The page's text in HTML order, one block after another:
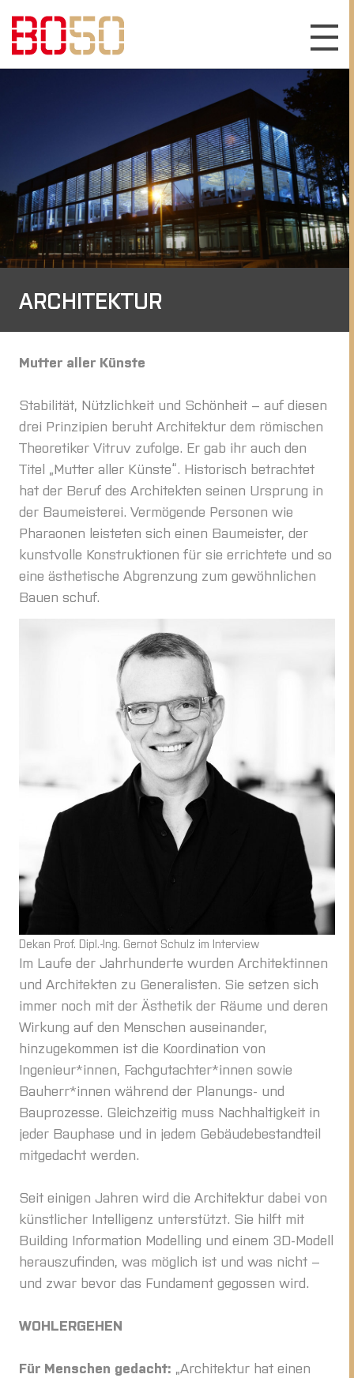
ARCHITEKTUR
Mutter aller Künste
Stabilität, Nützlichkeit und Schönheit – auf diesen
drei Prinzipien beruht Architektur dem römischen
Theoretiker Vitruv zufolge. Er gab ihr auch den
Titel „Mutter aller Künste“. Historisch betrachtet
hat der Beruf des Architekten seinen Ursprung in
der Baumeisterei. Vermögende Personen wie
Pharaonen leisteten sich einen Baumeister, der
kunstvolle Konstruktionen für sie errichtete und so
eine ästhetische Abgrenzung zum gewöhnlichen
Bauen schuf.
Dekan Prof. Dipl.-Ing. Gernot Schulz im Interview
Im Laufe der Jahrhunderte wurden Architektinnen
und Architekten zu Generalisten. Sie setzen sich
immer noch mit der Ästhetik der Räume und deren
Wirkung auf den Menschen auseinander,
hinzugekommen ist die Koordination von
Ingenieur*innen, Fachgutachter*innen sowie
Bauherr*innen während der Planungs- und
Bauprozesse. Gleichzeitig muss Nachhaltigkeit in
jeder Bauphase und in jedem Gebäudebestandteil
mitgedacht werden.
Seit einigen Jahren wird die Architektur dabei von
künstlicher Intelligenz unterstützt. Sie hilft mit
Building Information Modelling und einem 3D-Modell
herauszufinden, was möglich ist und was nicht –
und zwar bevor das Fundament gegossen wird.
WOHLERGEHEN
Für Menschen gedacht: „Architektur hat einen